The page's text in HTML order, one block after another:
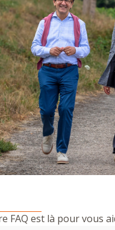
FAQ est là pour vous